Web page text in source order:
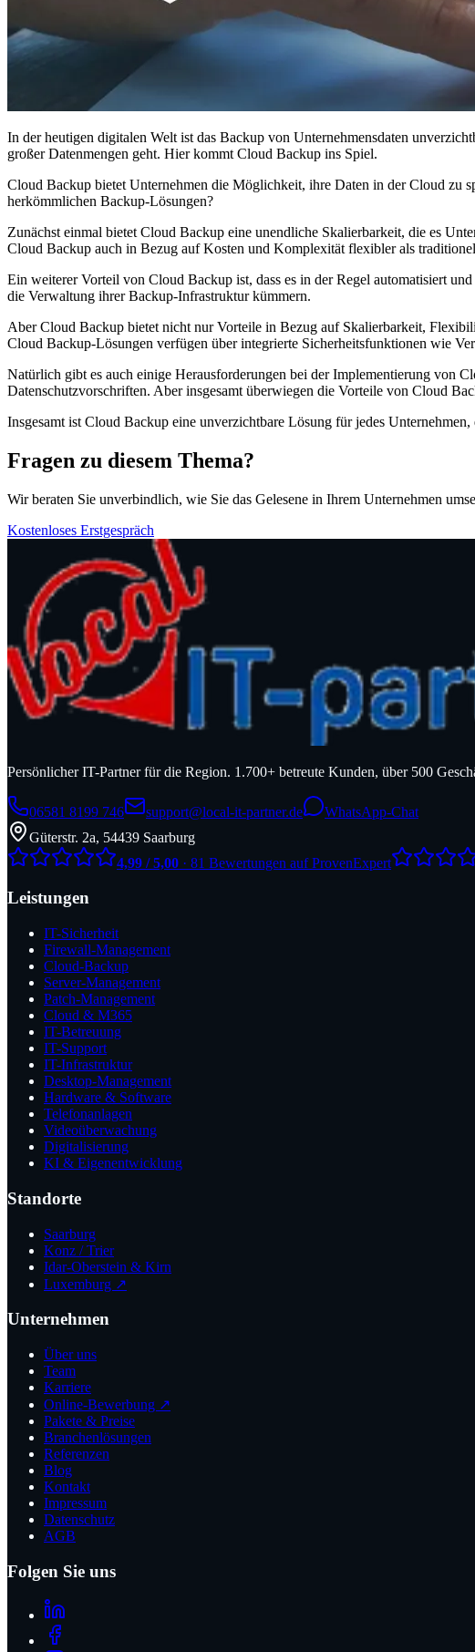
In der heutigen digitalen Welt ist das Backup von Unternehmensdaten
großer Datenmengen geht. Hier kommt Cloud Backup ins Spiel.
Cloud Backup bietet Unternehmen die Möglichkeit, ihre Daten in der Cloud zu
herkömmlichen Backup-Lösungen?
Zunächst einmal bietet Cloud Backup eine unendliche Skalierbarkeit, die es
Cloud Backup auch in Bezug auf Kosten und Komplexität flexibler als
Ein weiterer Vorteil von Cloud Backup ist, dass es in der Regel automatisiert
die Verwaltung ihrer Backup-Infrastruktur kümmern.
Aber Cloud Backup bietet nicht nur Vorteile in Bezug auf Skalierbarkeit,
Cloud Backup-Lösungen verfügen über integrierte Sicherheitsfunktionen wie
Natürlich gibt es auch einige Herausforderungen bei der Implementierung von
Datenschutzvorschriften. Aber insgesamt überwiegen die Vorteile von Cloud
Insgesamt ist Cloud Backup eine unverzichtbare Lösung für jedes
Fragen zu diesem Thema?
Wir beraten Sie unverbindlich, wie Sie das Gelesene in Ihrem Unternehmen
Kostenloses Erstgespräch
Persönlicher IT-Partner für die Region. 1.700+ betreute Kunden, über 500
06581 8199 746 support@local-it-partner.de
WhatsApp-Chat
Güterstr. 2a, 54439 Saarburg
4,99 / 5,00 · 81 Bewertungen auf ProvenExpert
Leistungen
IT-Sicherheit
Firewall-Management
Cloud-Backup
Server-Management
Patch-Management
Cloud & M365
IT-Betreuung
IT-Support
IT-Infrastruktur
Desktop-Management
Hardware & Software
Telefonanlagen
Videoüberwachung
Digitalisierung
KI & Eigenentwicklung
Standorte
Saarburg
Konz / Trier
Idar-Oberstein & Kirn
Luxemburg ↗
Unternehmen
Über uns
Team
Karriere
Online-Bewerbung ↗
Pakete & Preise
Branchenlösungen
Referenzen
Blog
Kontakt
Impressum
Datenschutz
AGB
Folgen Sie uns